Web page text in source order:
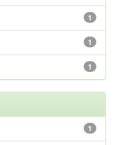
1
1
1
1